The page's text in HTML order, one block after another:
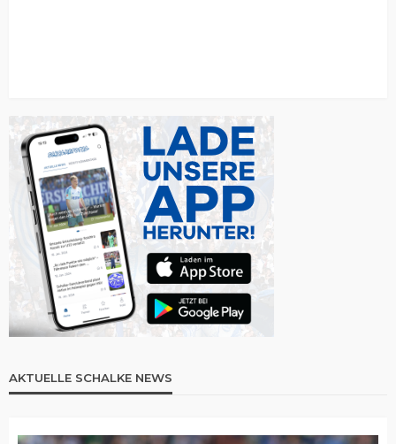
AKTUELLE SCHALKE NEWS